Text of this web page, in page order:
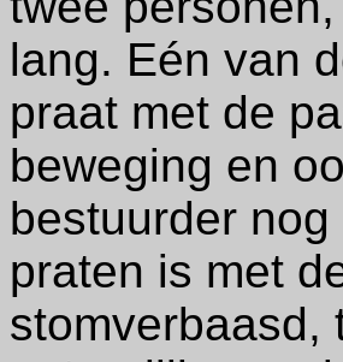
lang. Eén van
praat met de
beweging en
bestuurder
praten is met
stomverbaasd,